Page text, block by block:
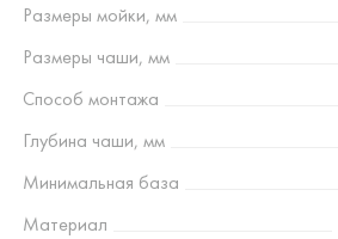
Размеры мойки, мм
Размеры чаши, мм
Способ монтажа
Глубина чаши, мм
Минимальная база
Материал